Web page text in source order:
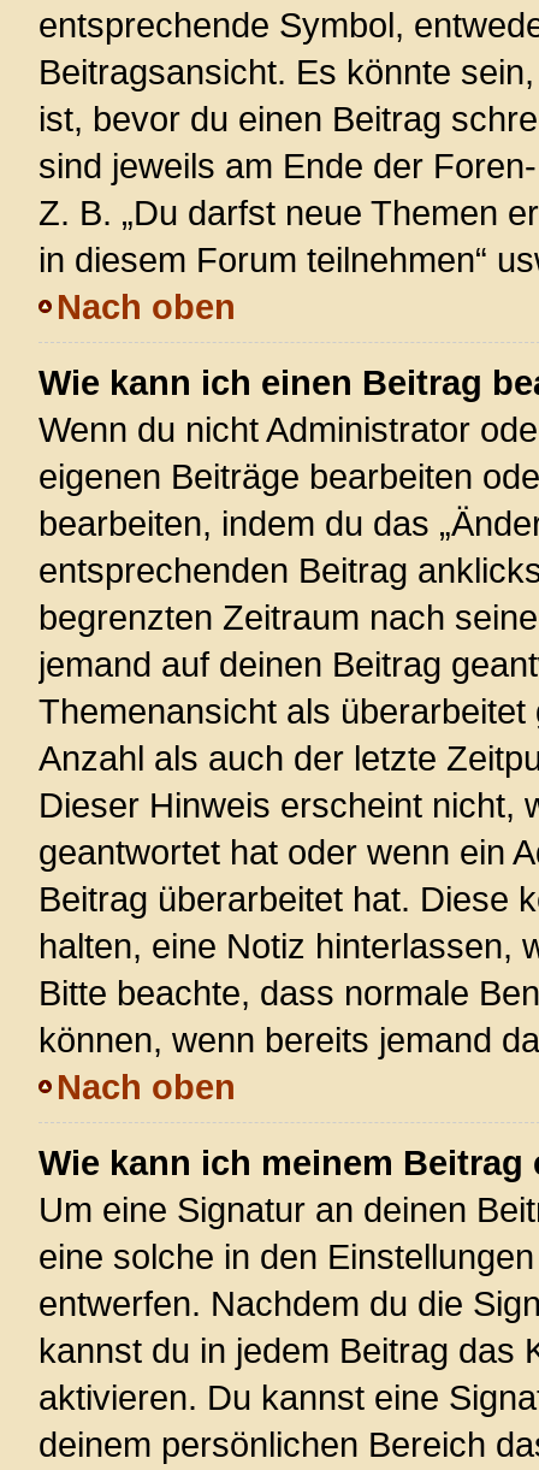
entsprechende Symbol,
Beitragsansicht. Es könnte
ist, bevor du einen Beitrag
sind jeweils am Ende der
Z. B. „Du darfst neue Themen
in diesem Forum teilnehmen“
Nach oben
Wie kann ich einen Beitrag
Wenn du nicht Administrator
eigenen Beiträge bearbeiten
bearbeiten, indem du das
entsprechenden Beitrag
begrenzten Zeitraum nach
jemand auf deinen Beitrag
Themenansicht als
Anzahl als auch der letzte
Dieser Hinweis erscheint nicht,
geantwortet hat oder wenn ein
Beitrag überarbeitet hat. Diese
halten, eine Notiz hinterlassen,
Bitte beachte, dass normale
können, wenn bereits jemand
Nach oben
Wie kann ich meinem
Um eine Signatur an deinen
eine solche in den
entwerfen. Nachdem du die
kannst du in jedem Beitrag das
aktivieren. Du kannst eine
deinem persönlichen Bereich